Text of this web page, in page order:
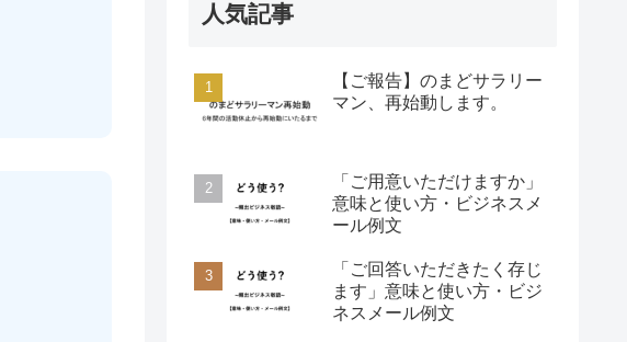
人気記事
【ご報告】のまどサラリー
マン、再始動します。
「ご用意いただけますか」
意味と使い方・ビジネスメ
ール例文
「ご回答いただきたく存じ
ます」意味と使い方・ビジ
ネスメール例文